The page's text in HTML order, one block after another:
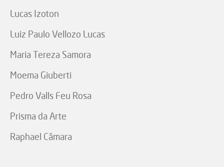
Lucas Izoton
Luiz Paulo Vellozo Lucas
Maria Tereza Samora
Moema Giuberti
Pedro Valls Feu Rosa
Prisma da Arte
Raphael Câmara